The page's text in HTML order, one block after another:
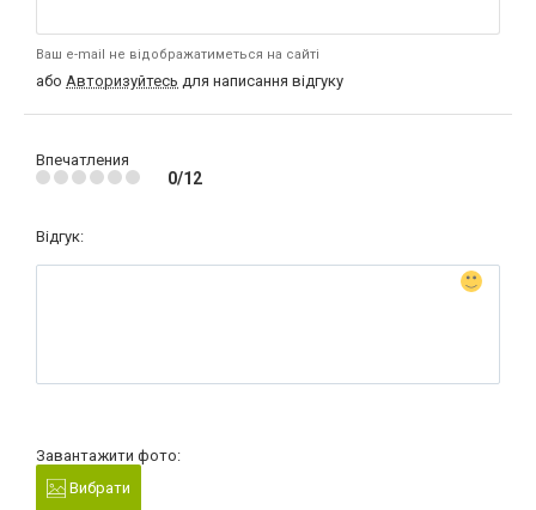
Ваш e-mail не відображатиметься на сайті
або Авторизуйтесь для написання відгуку
Впечатления
0/12
Відгук:
Завантажити фото:
Вибрати